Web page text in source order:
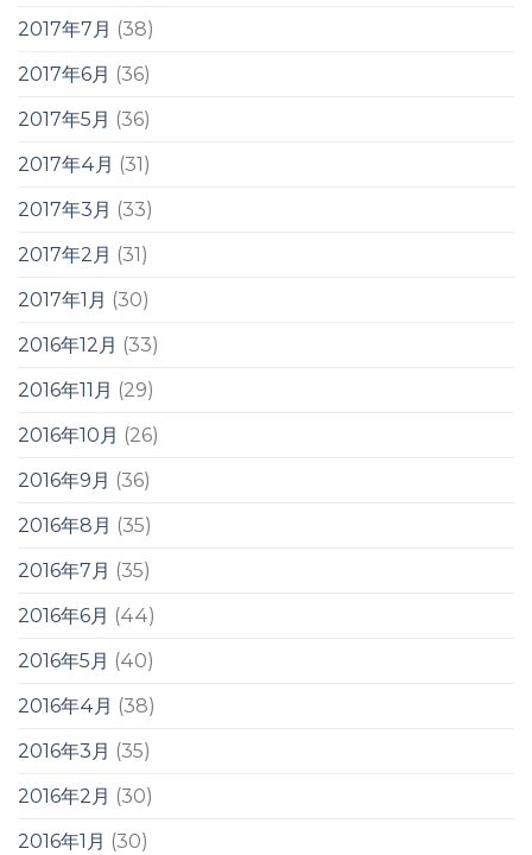
2017年7月 (38)
2017年6月 (36)
2017年5月 (36)
2017年4月 (31)
2017年3月 (33)
2017年2月 (31)
2017年1月 (30)
2016年12月 (33)
2016年11月 (29)
2016年10月 (26)
2016年9月 (36)
2016年8月 (35)
2016年7月 (35)
2016年6月 (44)
2016年5月 (40)
2016年4月 (38)
2016年3月 (35)
2016年2月 (30)
2016年1月 (30)